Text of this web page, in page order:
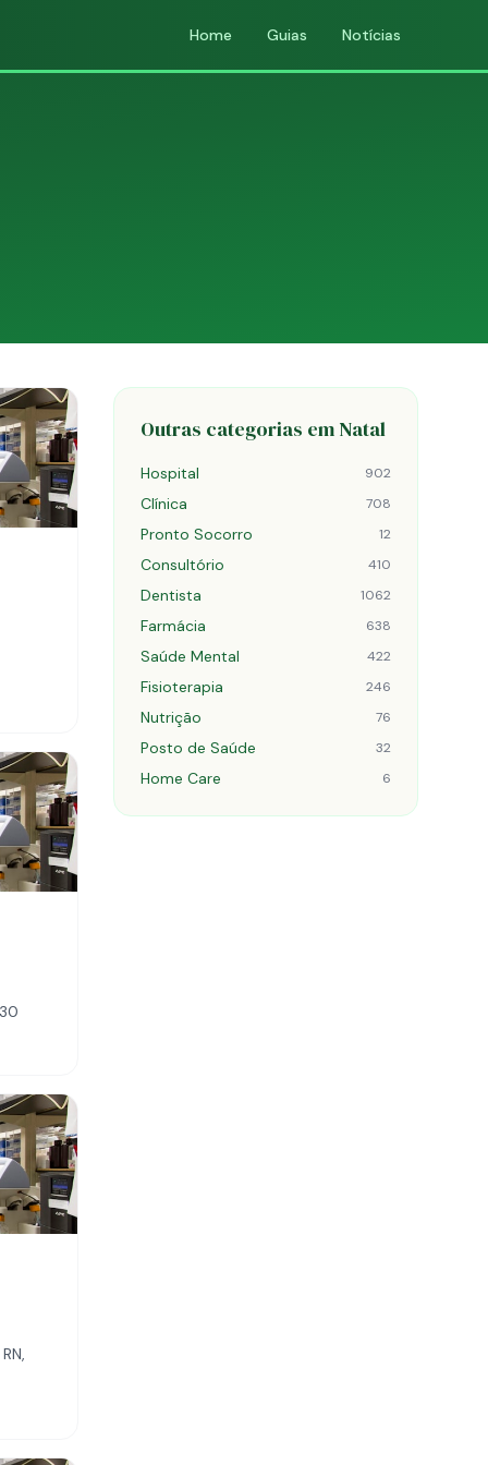
Home Guias Notícias
Outras categorias em Natal
Hospital 902
Clínica 708
Pronto Socorro 12
Consultório 410
Dentista 1062
Farmácia 638
Saúde Mental 422
Fisioterapia 246
Nutrição 76
Posto de Saúde 32
Home Care 6